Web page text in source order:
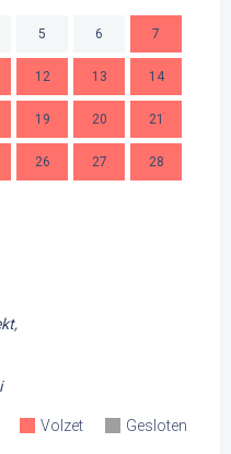
5 6 7
12 13 14
19 20 21
26 27 28
Volzet Gesloten